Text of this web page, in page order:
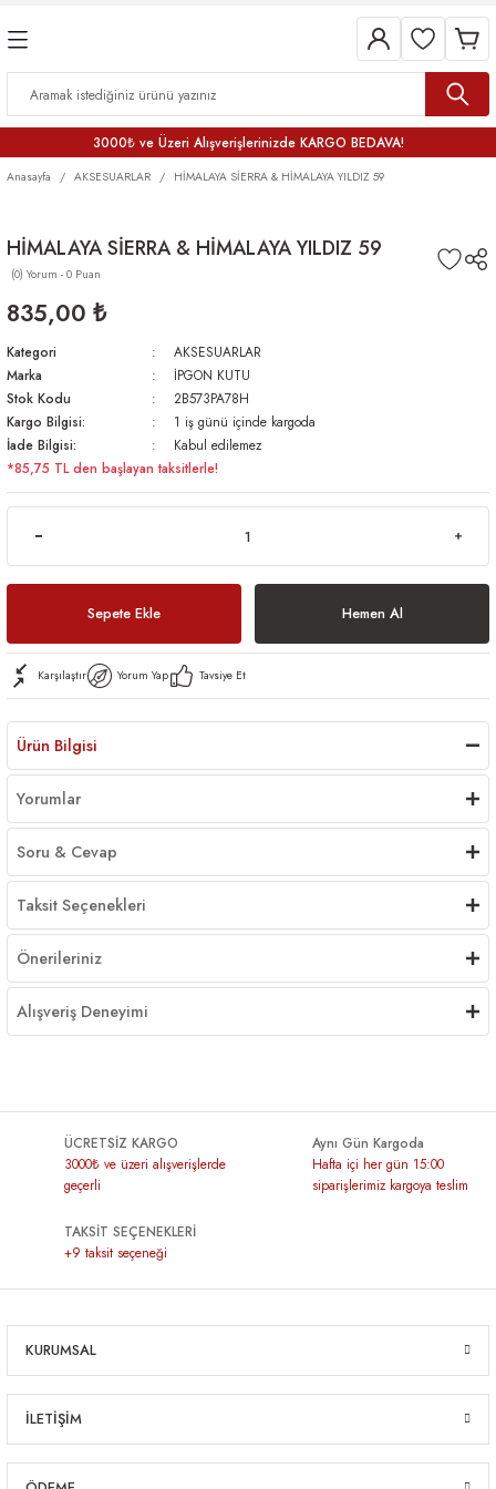
3000₺ ve Üzeri Alışverişlerinizde KARGO BEDAVA!
Anasayfa AKSESUARLAR HİMALAYA SİERRA & HİMALAYA YILDIZ 59
HİMALAYA SİERRA & HİMALAYA YILDIZ 59
(0) Yorum - 0 Puan
835,00 ₺
Kategori
AKSESUARLAR
Marka
İPGON KUTU
Stok Kodu
2B573PA78H
Kargo Bilgisi:
1 iş günü içinde kargoda
İade Bilgisi:
Kabul edilemez
*85,75 TL den başlayan taksitlerle!
Sepete Ekle Hemen Al
Karşılaştır Yorum Yap Tavsiye Et
Ürün Bilgisi
Yorumlar
Soru & Cevap
Taksit Seçenekleri
Önerileriniz
Alışveriş Deneyimi
ÜCRETSİZ KARGO
3000₺ ve üzeri alışverişlerde
geçerli
Aynı Gün Kargoda
Hafta içi her gün 15:00
siparişlerimiz kargoya teslim
TAKSİT SEÇENEKLERİ
+9 taksit seçeneği
KURUMSAL
İLETİŞİM